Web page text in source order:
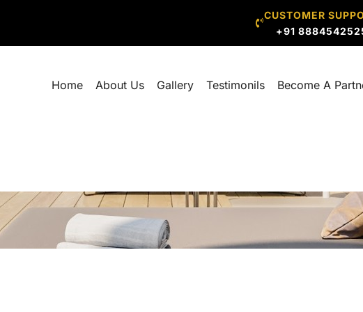
CUSTOMER
+91
Home About Us Gallery Testimonils Become A